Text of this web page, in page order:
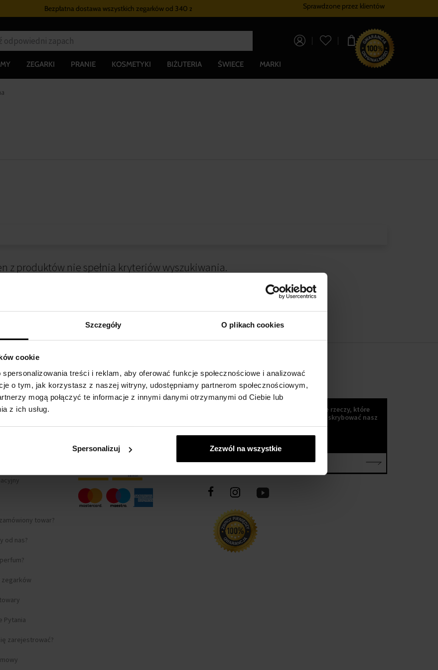
Szczegóły O plikach cookies
cookie
treści i reklam, aby oferować funkcje społecznościowe i analizować
o tym, jak korzystasz z naszej witryny, udostępniamy partnerom społecznościowym,
mogą połączyć te informacje z innymi danymi otrzymanymi od Ciebie lub
z ich usług.
Spersonalizuj Zezwól na wszystkie
Bezpłatna dostawa wszystkich zegarkówod 340 zł Program lojalnościowySprawdzone przez klientów
0,00 zł
ZEGARKI PRANIE KOSMETYKI BIŻUTERIA ŚWIECE MARKI
z produktów nie spełnia kryteriów wyszukiwania.
towar?
od nas?
Pytania
zarejestrować?
METODA PŁATNOŚCI KOKULETTER
Wiadomości, trendy i inne wspaniałe rzeczy, które
możesz uzyskać, jeśli Zaczniesz subskrybować nasz
kokuletter :)
E-mail*